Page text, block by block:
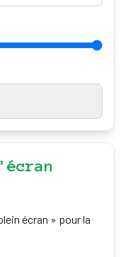
écran » pour la